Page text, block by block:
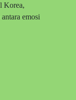
Korea,
emosi